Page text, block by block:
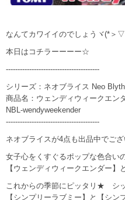
なんてカワイイのでしょうヾ(*＞
本日はコチラーーーー☆
----------------------------------------
シリーズ：ネオブライス Neo
商品名：ウェンディウィークエン
NBL-wendyweekender
----------------------------------------
ネオブライスが4点も出品中でご
女子心をくすぐるポップな色合い
【ウェンディウィークエンダー
これからの季節にピッタリ★ シ
【シンプリーラブミー】と【シン